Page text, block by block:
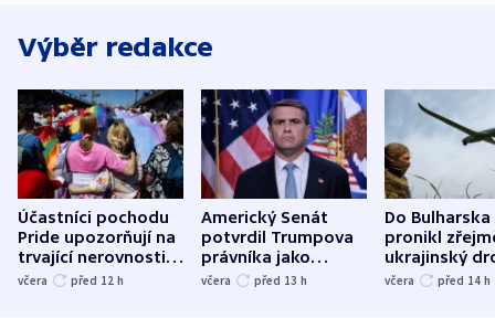
Výběr redakce
Účastníci pochodu
Pride upozorňují na
trvající nerovnosti i
společenskou
včera před 12 h
Americký Senát
potvrdil Trumpova
právníka jako
ministra
včera před 13 h
Do Bulharska
pronikl
ukrajinský
explodoval
včera před 14 h